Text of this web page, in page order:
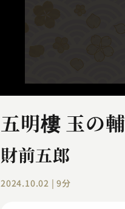
五明樓 玉の輔
財前五郎
2024.10.02 | 9分